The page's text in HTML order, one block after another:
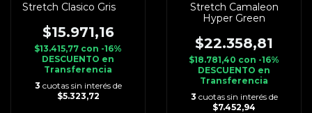
Stretch Clasico Gris
$15.971,16
$13.415,77 con -16%
DESCUENTO en
Transferencia
3 cuotas sin interés de
$5.323,72
Stretch Camaleon
Hyper Green
$22.358,81
$18.781,40 con -16%
DESCUENTO en
Transferencia
3 cuotas sin interés de
$7.452,94